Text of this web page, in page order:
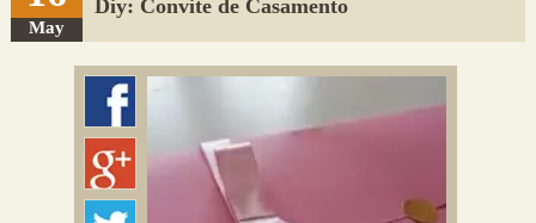
Adicionar Blog
Colmeia Exchange
May
Diy: Convite de Casamento